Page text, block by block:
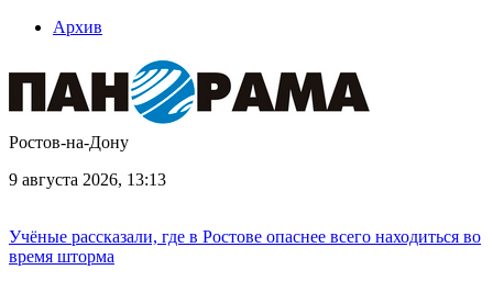
Архив
Ростов-на-Дону
9 августа 2026, 13:13
Учёные рассказали, где в Ростове опаснее всего находиться во
время шторма